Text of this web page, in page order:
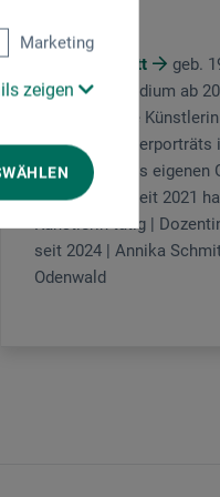
Marketing
zeigen
Annika Schmitt
geb.
Architekturstudium ab
freischaffende
realistische Tierporträts
Gründung eines eigenen
Onlineshop | seit 2021
Künstlerin tätig |
seit 2024 | Annika
Odenwald